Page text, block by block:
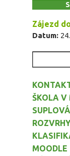
Zájezd
Datum:
ŠKOLA V
ROZVRHY
MOODLE